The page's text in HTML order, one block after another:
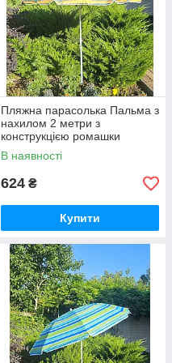
Пляжна парасолька Пальма з
нахилом 2 метри з
конструкцією ромашки
В наявності
624 ₴
Купити